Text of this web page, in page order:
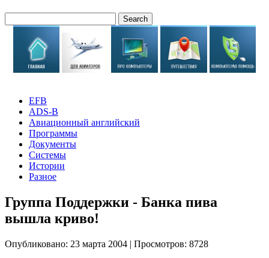
EFB
ADS-B
Авиационный английский
Программы
Документы
Системы
Истории
Разное
Группа Поддержки - Банка пива
вышла криво!
Опубликовано: 23 марта 2004 | Просмотров: 8728